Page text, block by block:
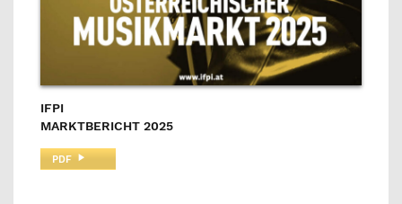
IFPI
MARKTBERICHT 2025
PDF